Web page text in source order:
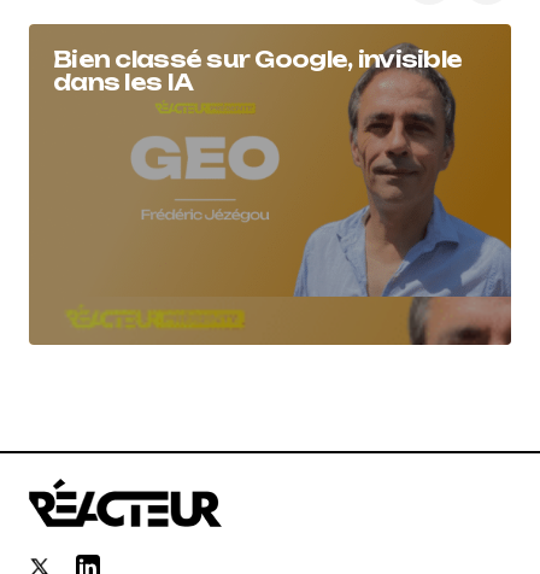
Bien classé sur Google, invisible
dans les IA